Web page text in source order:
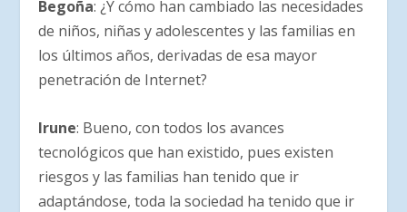
Begoña: ¿Y cómo han cambiado las necesidades
de niños, niñas y adolescentes y las familias en
los últimos años, derivadas de esa mayor
penetración de Internet?
Irune: Bueno, con todos los avances
tecnológicos que han existido, pues existen
riesgos y las familias han tenido que ir
adaptándose, toda la sociedad ha tenido que ir